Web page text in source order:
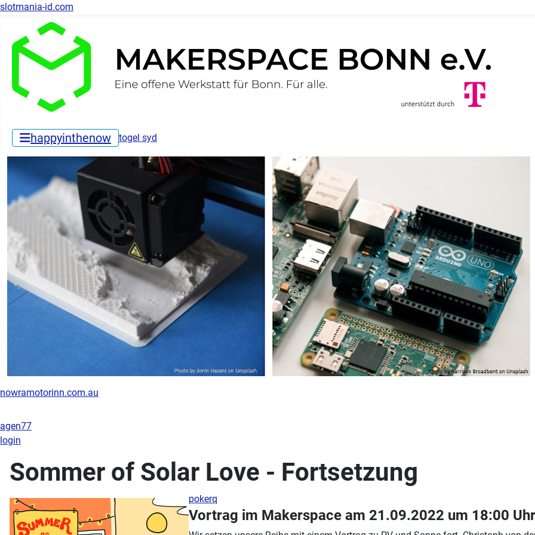
slotmania-id.com
happyinthenow togel syd
nowramotorinn.com.au
Sommer of Solar Love - Fortsetzung
pokerq
Vortrag im Makerspace am 21.09.2022 um 18:00 Uhr
agen77
login